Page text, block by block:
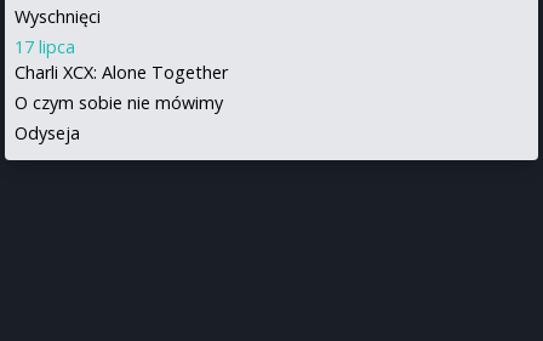
Wyschnięci
17 lipca
Charli XCX: Alone Together
O czym sobie nie mówimy
Odyseja